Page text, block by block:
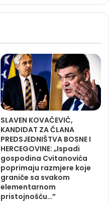
SLAVEN KOVAČEVIĆ,
KANDIDAT ZA ČLANA
PREDSJEDNIŠTVA BOSNE I
HERCEGOVINE: „Ispadi
gospodina Cvitanovića
poprimaju razmjere koje
graniče sa svakom
elementarnom
pristojnošću…”